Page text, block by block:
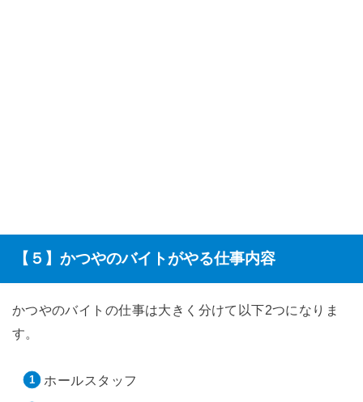
【５】かつやのバイトがやる仕事内容
かつやのバイトの仕事は大きく分けて以下2つになりま
す。
ホールスタッフ